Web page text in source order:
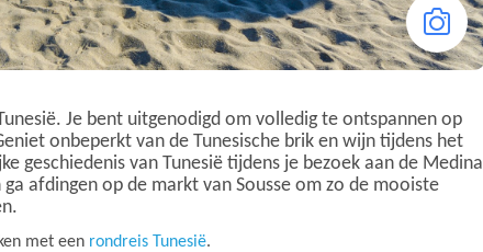
Je bent uitgenodigd om volledig te ontspannen op
onbeperkt van de Tunesische brik en wijn tijdens het
geschiedenis van Tunesië tijdens je bezoek aan de Medina
afdingen op de markt van Sousse om zo de mooiste
met een rondreis Tunesië.